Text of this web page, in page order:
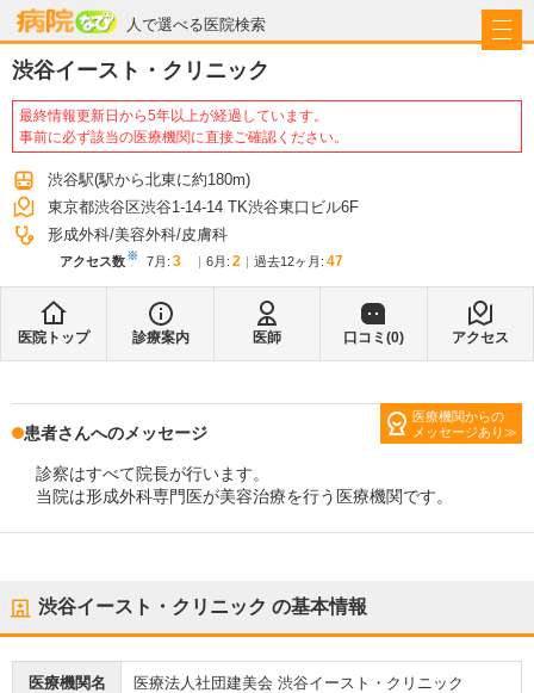
人で選べる医院検索
病院なび
渋谷イースト・クリニック
最終情報更新日から5年以上が経過しています。
事前に必ず該当の医療機関に直接ご確認ください。
渋谷駅(駅から北東に約180m)
東京都渋谷区渋谷1-14-14 TK渋谷東口ビル6F
形成外科 美容外科 皮膚科
アクセス数※ 7月 : 3 6月 : 2 過去12ヶ月: 47
医院トップ 診療案内 医師 口コミ(0) アクセス
医療機関からの
メッセージあり
患者さんへのメッセージ
診察はすべて院長が行います。
当院は形成外科専門医が美容治療を行う医療機関です。
渋谷イースト・クリニック の基本情報
医療機関名 医療法人社団建美会 渋谷イースト・クリニック